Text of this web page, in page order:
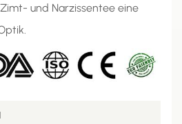
und Narzissentee eine